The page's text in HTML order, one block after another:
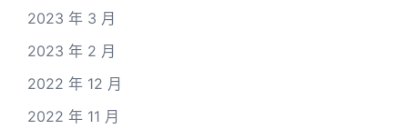
2023 年 3 月
2023 年 2 月
2022 年 12 月
2022 年 11 月